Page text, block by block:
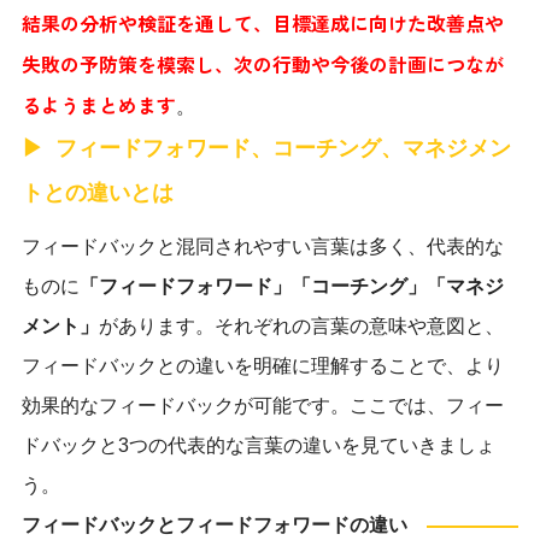
結果の分析や検証を通して、目標達成に向けた改善点や
失敗の予防策を模索し、次の行動や今後の計画につなが
るようまとめます。
フィードフォワード、コーチング、マネジメン
トとの違いとは
フィードバックと混同されやすい言葉は多く、代表的な
ものに
「フィードフォワード」「コーチング」「マネジ
メント」 があります。それぞれの言葉の意味や意図と、
フィードバックとの違いを明確に理解することで、より
効果的なフィードバックが可能です。ここでは、フィー
ドバックと3つの代表的な言葉の違いを見ていきましょ
う。
フィードバックとフィードフォワードの違い